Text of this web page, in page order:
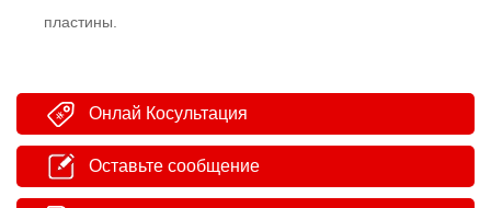
пластины.
Онлай Косультация
Оставьте сообщение